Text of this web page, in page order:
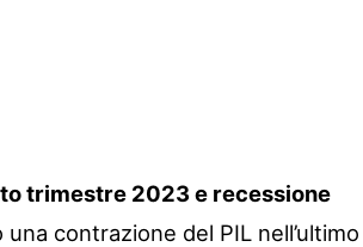
trimestre 2023 e recessione
contrazione del PIL nell’ultimo